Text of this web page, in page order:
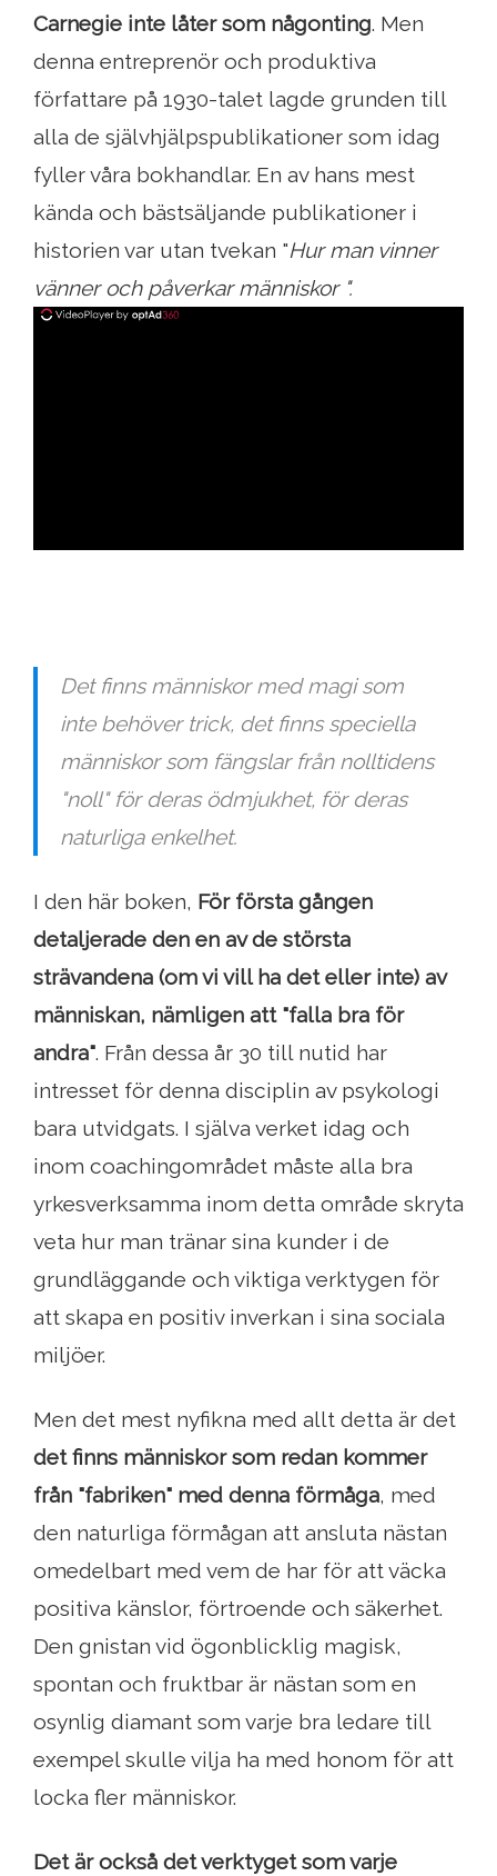
Carnegie inte låter som någonting. Men
denna entreprenör och produktiva
författare på 1930-talet lagde grunden till
alla de självhjälpspublikationer som idag
fyller våra bokhandlar. En av hans mest
kända och bästsäljande publikationer i
historien var utan tvekan "Hur man vinner
vänner och påverkar människor ".
Det finns människor med magi som
inte behöver trick, det finns speciella
människor som fängslar från nolltidens
"noll" för deras ödmjukhet, för deras
naturliga enkelhet.
I den här boken, För första gången
detaljerade den en av de största
strävandena (om vi vill ha det eller inte) av
människan, nämligen att "falla bra för
andra". Från dessa år 30 till nutid har
intresset för denna disciplin av psykologi
bara utvidgats. I själva verket idag och
inom coachingområdet måste alla bra
yrkesverksamma inom detta område skryta
veta hur man tränar sina kunder i de
grundläggande och viktiga verktygen för
att skapa en positiv inverkan i sina sociala
miljöer.
Men det mest nyfikna med allt detta är det
det finns människor som redan kommer
från "fabriken" med denna förmåga, med
den naturliga förmågan att ansluta nästan
omedelbart med vem de har för att väcka
positiva känslor, förtroende och säkerhet.
Den gnistan vid ögonblicklig magisk,
spontan och fruktbar är nästan som en
osynlig diamant som varje bra ledare till
exempel skulle vilja ha med honom för att
locka fler människor.
Det är också det verktyget som varje